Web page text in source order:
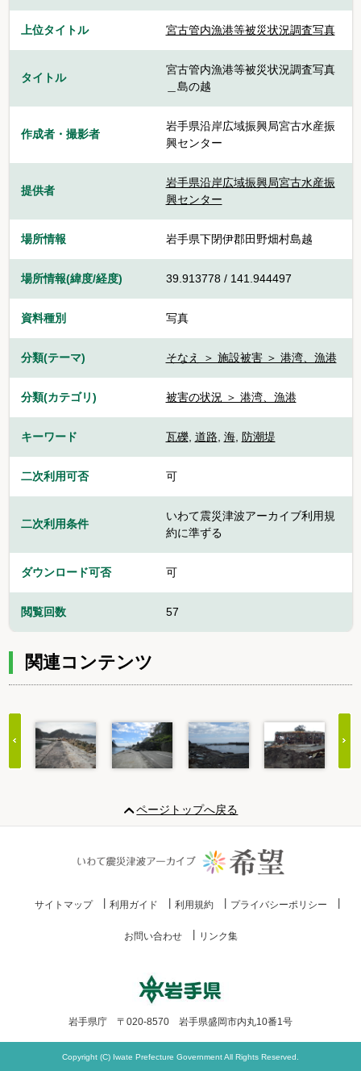
上位タイトル 宮古管内漁港等被災状況調査写真
タイトル
宮古管内漁港等被災状況調査写真
＿島の越
作成者・撮影者
岩手県沿岸広域振興局宮古水産振
興センター
提供者
岩手県沿岸広域振興局宮古水産振
興センター
場所情報 岩手県下閉伊郡田野畑村島越
場所情報(緯度/経度) 39.913778 / 141.944497
資料種別 写真
分類(テーマ) そなえ ＞ 施設被害 ＞ 港湾、漁港
分類(カテゴリ) 被害の状況 ＞ 港湾、漁港
キーワード 瓦礫, 道路, 海, 防潮堤
二次利用可否 可
二次利用条件
いわて震災津波アーカイブ利用規
約に準ずる
ダウンロード可否 可
閲覧回数 57
関連コンテンツ
20
ページトップへ戻る
サイトマップ 利用ガイド 利用規約 プライバシーポリシー
お問い合わせ リンク集
岩手県庁 〒020-8570 岩手県盛岡市内丸10番1号
Copyright (C) Iwate Prefecture Government All Rights Reserved.